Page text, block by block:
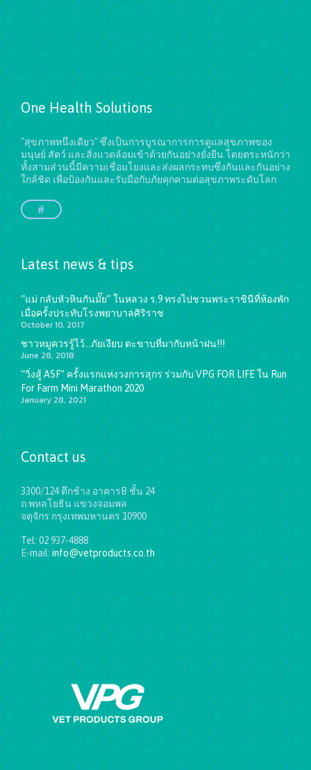
One Health Solutions
"สุขภาพหนึ่งเดียว" ซึ่งเป็นการบูรณาการการดูแลสุขภาพของ
มนุษย์ สัตว์ และสิ่งแวดล้อมเข้าด้วยกันอย่างยั่งยืนโดยตระหนักว่า
ทั้งสามส่วนนี้มีความเชื่อมโยงและส่งผลกระทบซึ่งกันและกันอย่าง
ใกล้ชิด เพื่อป้องกันและรับมือกับภัยคุกคามต่อสุขภาพระดับโลก
#
Latest news & tips
“แม่ กลับหัวหินกันมั๊ย” ในหลวง ร.9 ทรงไปชวนพระราชินีที่ห้องพัก
เมื่อครั้งประทับโรงพยาบาลศิริราช
October 10, 2017
ชาวหมูควรรู้ไว้…ภัยเงียบ ตะขาบที่มากับหน้าฝน!!!
June 28, 2018
“วิ่งสู้ ASF” ครั้งแรกแห่งวงการสุกร ร่วมกับ VPG FOR LIFE ใน Run
For Farm Mini Marathon 2020
January 28, 2021
Contact us
3300/124 ตึกช้าง อาคารB ชั้น 24
ถ.พหลโยธิน แขวงจอมพล
จตุจักร กรุงเทพมหานคร 10900
Tel: 02 937-4888
E-mail: info@vetproducts.co.th